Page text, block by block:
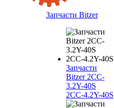
Запчасти Bitzer
Запчасти
Bitzer 2CC-
3.2Y-40S
2CC-4.2Y-40S